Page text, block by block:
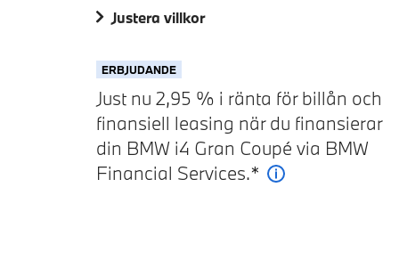
Justera villkor
ERBJUDANDE
Just nu 2,95 % i ränta för billån och
finansiell leasing när du finansierar
din BMW i4 Gran Coupé via BMW
Financial Services.*